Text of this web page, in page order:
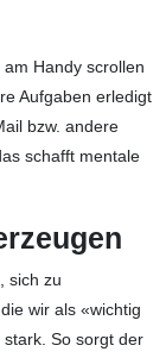
Handy scrollen
Aufgaben erledigt
bzw. andere
schafft mentale
sich zu
wir als «wichtig
So sorgt der